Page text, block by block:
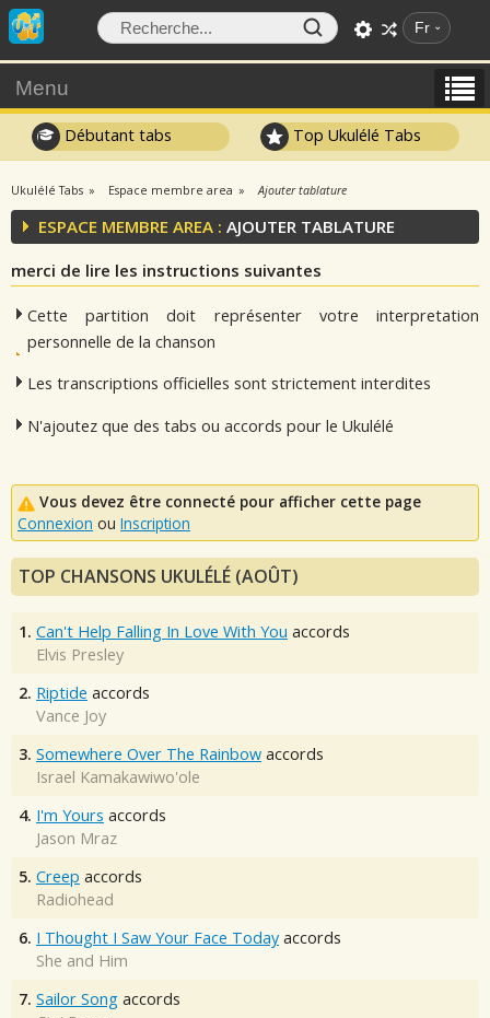
Fr
Menu
Débutant tabs Top Ukulélé Tabs
Ukulélé Tabs Espace membre area Ajouter tablature
ESPACE MEMBRE AREA : AJOUTER TABLATURE
merci de lire les instructions suivantes
Cette partition doit représenter votre interpretation
personnelle de la chanson
Les transcriptions officielles sont strictement interdites
N'ajoutez que des tabs ou accords pour le Ukulélé
Vous devez être connecté pour afficher cette page
Connexion ou Inscription
TOP CHANSONS UKULÉLÉ (AOÛT)
1. Can't Help Falling In Love With You accords
Elvis Presley
2. Riptide accords
Vance Joy
3. Somewhere Over The Rainbow accords
Israel Kamakawiwo'ole
4. I'm Yours accords
Jason Mraz
5. Creep accords
Radiohead
6. I Thought I Saw Your Face Today accords
She and Him
7. Sailor Song accords